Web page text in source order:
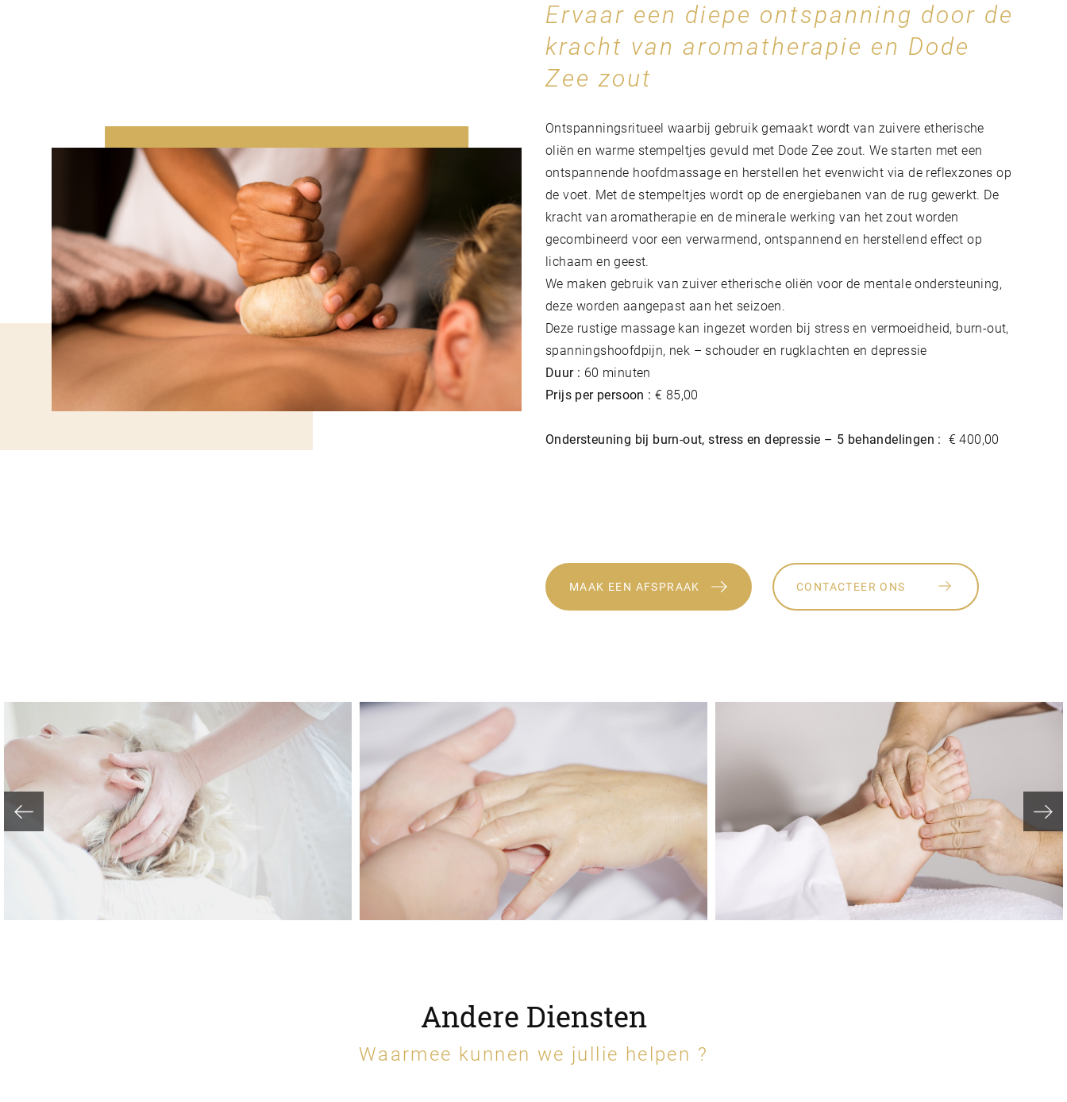
Ervaar een diepe ontspanning door de
kracht van aromatherapie en Dode
Zee zout
Ontspanningsritueel waarbij gebruik gemaakt wordt van zuivere etherische
oliën en warme stempeltjes gevuld met Dode Zee zout. We starten met een
ontspannende hoofdmassage en herstellen het evenwicht via de reflexzones op
de voet. Met de stempeltjes wordt op de energiebanen van de rug gewerkt. De
kracht van aromatherapie en de minerale werking van het zout worden
gecombineerd voor een verwarmend, ontspannend en herstellend effect op
lichaam en geest.
We maken gebruik van zuiver etherische oliën voor de mentale ondersteuning,
deze worden aangepast aan het seizoen.
Deze rustige massage kan ingezet worden bij stress en vermoeidheid, burn-out,
spanningshoofdpijn, nek – schouder en rugklachten en depressie
Duur : 60 minuten
Prijs per persoon : € 85,00
Ondersteuning bij burn-out, stress en depressie – 5 behandelingen : € 400,00
MAAK EEN AFSPRAAK CONTACTEER ONS
Andere Diensten
Waarmee kunnen we jullie helpen ?